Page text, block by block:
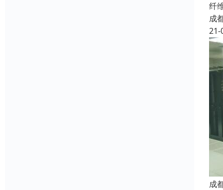
纤
成
21-
成